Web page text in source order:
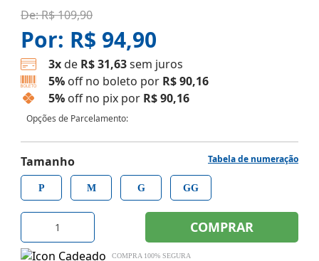
De:R$ 109,90
Por: R$ 94,90
3xde R$ 31,63sem juros
5% off no boleto por R$ 90,16
5% off no pix por R$ 90,16
Opções de Parcelamento:
Tabela de numeração
Tamanho
P M G GG
COMPRAR
COMPRA 100% SEGURA